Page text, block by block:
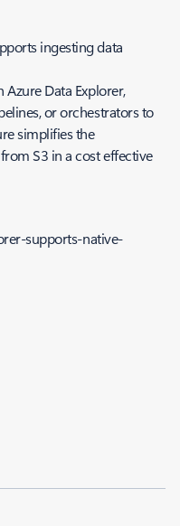
ingesting data
Data Explorer,
or orchestrators to
simplifies the
S3 in a cost effective
supports-native-